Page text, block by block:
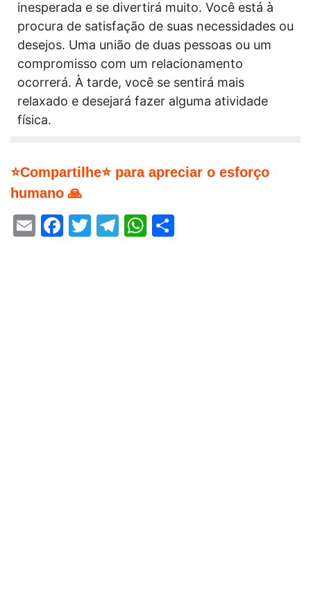
inesperada e se divertirá muito. Você está à
procura de satisfação de suas necessidades ou
desejos. Uma união de duas pessoas ou um
compromisso com um relacionamento
ocorrerá. À tarde, você se sentirá mais
relaxado e desejará fazer alguma atividade
física.
⭐Compartilhe⭐ para apreciar o esforço
humano 🙏
EmailFacebook
Twitter
Telegram
WhatsApp